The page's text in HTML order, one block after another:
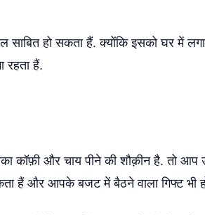
हो सकता हैं. क्योंकि इसको घर में
रहता हैं.
कॉफ़ी और चाय पीने की शौक़ीन है. तो आप
हैं और आपके बजट में बैठने वाला गिफ्ट भी